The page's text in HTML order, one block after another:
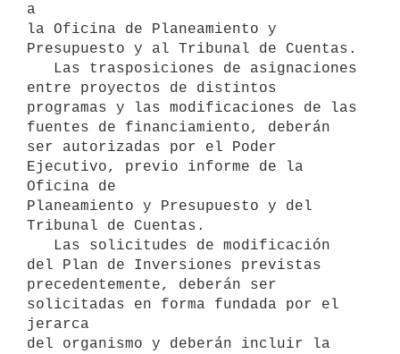
a
la Oficina de Planeamiento y
Presupuesto y al Tribunal de Cuentas.
entre proyectos de distintos
programas y las modificaciones de las
fuentes de financiamiento, deberán
ser autorizadas por el Poder
Ejecutivo, previo informe de la
Oficina de
Planeamiento y Presupuesto y del
Tribunal de Cuentas.
del Plan de Inversiones previstas
precedentemente, deberán ser
solicitadas en forma fundada por el
jerarca
del organismo y deberán incluir la